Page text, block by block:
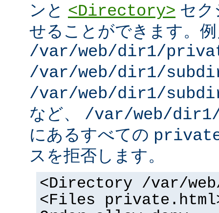
ンと <Directory> セク
せることができます。
/var/web/dir1/
/var/web/dir1/
/var/web/dir1/
など、 /var/web/
にあるすべての
スを拒否します。
<Directory /var/
<Files